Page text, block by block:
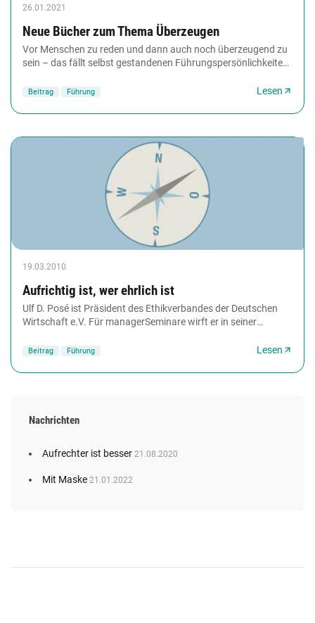
26.01.2021
Neue Bücher zum Thema Überzeugen
Vor Menschen zu reden und dann auch noch überzeugend zu
sein – das fällt selbst gestandenen Führungspersönlichkeiten
Beitrag Führung Lesen
19.03.2010
Aufrichtig ist, wer ehrlich ist
Ulf D. Posé ist Präsident des Ethikverbandes der Deutschen
Wirtschaft e.V. Für managerSeminare wirft er in seiner
Beitrag Führung Lesen
Nachrichten
Aufrechter ist besser 21.08.2020
Mit Maske 21.01.2022